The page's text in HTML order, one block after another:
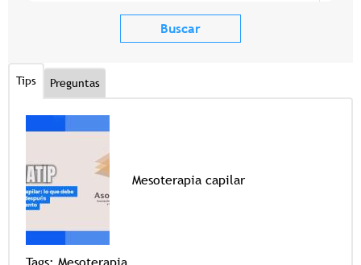
Tips Preguntas
Mesoterapia capilar